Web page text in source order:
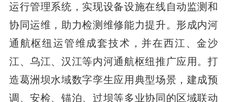
运行管理系统，实现设备设施在线自动监测和
协同运维，助力检测维修能力提升。形成内河
通航枢纽运管维成套技术，并在西江、金沙
江、乌江、汉江等内河通航枢纽推广应用。打
造葛洲坝水域数字孪生应用典型场景，建成预
调、安检、锚泊、过坝等多业协同的区域联动